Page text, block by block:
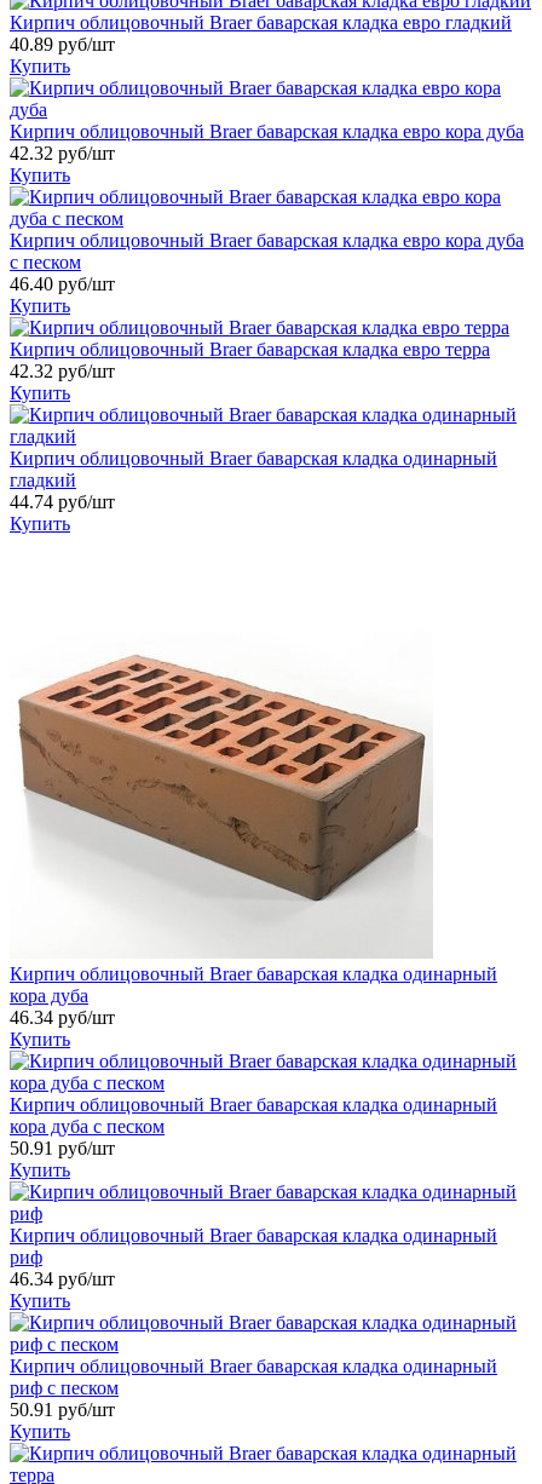
Кирпич облицовочный Braer баварская кладка евро гладкий
40.89 руб/шт
Купить
Кирпич облицовочный Braer баварская кладка евро кора дуба
42.32 руб/шт
Купить
Кирпич облицовочный Braer баварская кладка евро кора дуба
с песком
46.40 руб/шт
Купить
Кирпич облицовочный Braer баварская кладка евро терра
42.32 руб/шт
Купить
Кирпич облицовочный Braer баварская кладка одинарный
гладкий
44.74 руб/шт
Купить
Кирпич облицовочный Braer баварская кладка одинарный
кора дуба
46.34 руб/шт
Купить
Кирпич облицовочный Braer баварская кладка одинарный
кора дуба с песком
50.91 руб/шт
Купить
Кирпич облицовочный Braer баварская кладка одинарный
риф
46.34 руб/шт
Купить
Кирпич облицовочный Braer баварская кладка одинарный
риф с песком
50.91 руб/шт
Купить